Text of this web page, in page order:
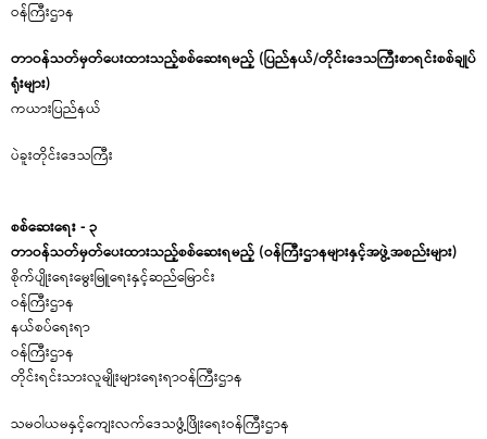
ဝန်ကြီ
တာဝန်သတ်မှတ်ပေးထားသည့်စစ်ဆေးရမည့် (ပြည်နယ်/တိုင်းဒေသကြီးစာရင်းစစ်ချုပ်
ရုံးများ)
ကယားပြည်နယ်
ပဲခူးတိုင်းဒေသကြီး
စစ်ဆေးရေး - ၃
တာဝန်သတ်မှတ်ပေးထားသည့်စစ်ဆေးရမည့် (ဝန်ကြီးဌာနများနှင့်အဖွဲ့အစည်းများ)
စိုက်ပျိုးရေးမွေးမြူရေးနှင့်ဆည်မြောင်း
ဝန်က
နယ်စပ်ရေးရာ
ဝန်
တိုင်းရင်းသားလူမျိုးများရေးရာဝန်ကြီးဌာန
သမဝါယမနှင့်ကျေးလက်ဒေသဖွံ့ဖြိုးရေးဝန်ကြီးဌာန